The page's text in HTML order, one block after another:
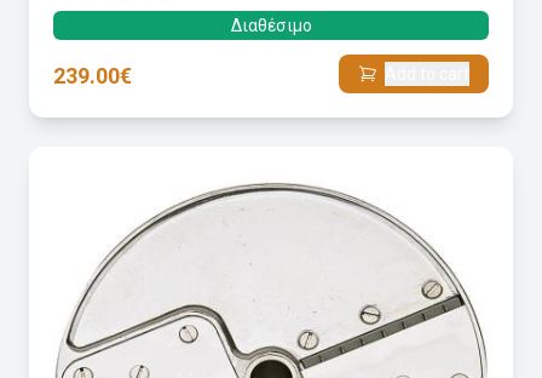
Διαθέσιμο
239.00€